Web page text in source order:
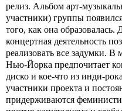
релиз. Альбом арт-
участники) группы
того, как она образовалась.
концертная деятельность
реализовать все задумки.
Нью-Йорка предпочитает
диско и кое-что из инди-
участники проекта и
придерживаются